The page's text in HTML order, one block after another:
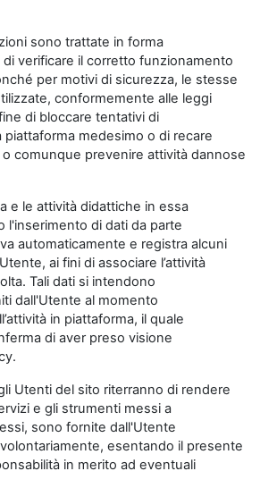
sono trattate in forma
verificare il corretto funzionamento
per motivi di sicurezza, le stesse
conformemente alle leggi
di bloccare tentativi di
medesimo o di recare
comunque prevenire attività dannose
e le attività didattiche in essa
l'inserimento di dati da parte
automaticamente e registra alcuni
ai fini di associare l’attività
Tali dati si intendono
dall'Utente al momento
in piattaforma, il quale
di aver preso visione
Utenti del sito riterranno di rendere
e gli strumenti messi a
sono fornite dall'Utente
esentando il presente
in merito ad eventuali